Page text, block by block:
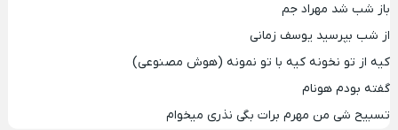
باز شب شد مهراد جم
از شب بپرسید یوسف زمانی
کیه از تو نخونه کیه با تو نمونه (هوش مصنوعی)
گفته بودم هونام
تسبیح شی من مهرم برات بگی نذری میخوام